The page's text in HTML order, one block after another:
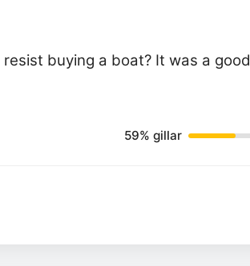
buying a boat? It was a good
59% gillar